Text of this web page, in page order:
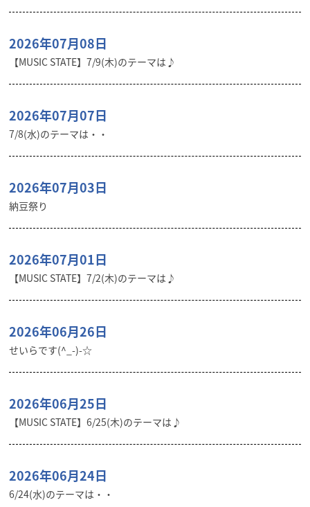
2026年07月08日
【MUSIC STATE】7/9(木)のテーマは♪
2026年07月07日
7/8(水)のテーマは・・
2026年07月03日
納豆祭り
2026年07月01日
【MUSIC STATE】7/2(木)のテーマは♪
2026年06月26日
せいらです(^_-)-☆
2026年06月25日
【MUSIC STATE】6/25(木)のテーマは♪
2026年06月24日
6/24(水)のテーマは・・